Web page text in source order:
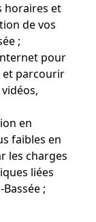
horaires et
de vos
;
pour
et parcourir
en
faibles en
les charges
liées
;